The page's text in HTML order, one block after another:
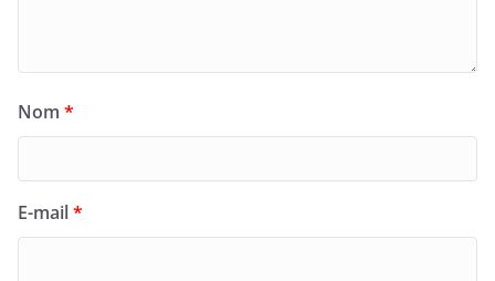
Nom *
E-mail*